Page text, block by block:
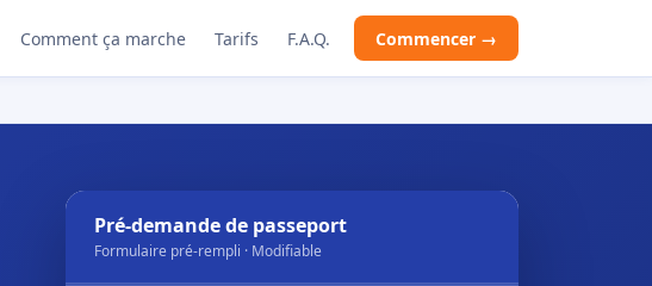
Comment ça marche Tarifs F.A.Q. Commencer →
Pré-demande de passeport
Formulaire pré-rempli · Modifiable